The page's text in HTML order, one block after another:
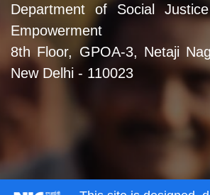
Department of Social
Empowerment
8th Floor, GPOA-3, Netaji
New Delhi - 110023